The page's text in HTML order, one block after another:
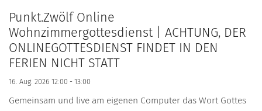
Datum: 16. August 2026
Punkt.Zwölf Online
Wohnzimmergottesdienst | ACHTUNG, DER
ONLINEGOTTESDIENST FINDET IN DEN
FERIEN NICHT STATT
16. Aug. 2026 12:00 - 13:00
Gemeinsam und live am eigenen Computer das Wort Gottes